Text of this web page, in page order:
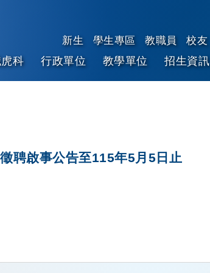
新生 學生專區 教職員 校友
科 行政單位 教學單位 招生資訊
聘啟事公告至115年5月5日止